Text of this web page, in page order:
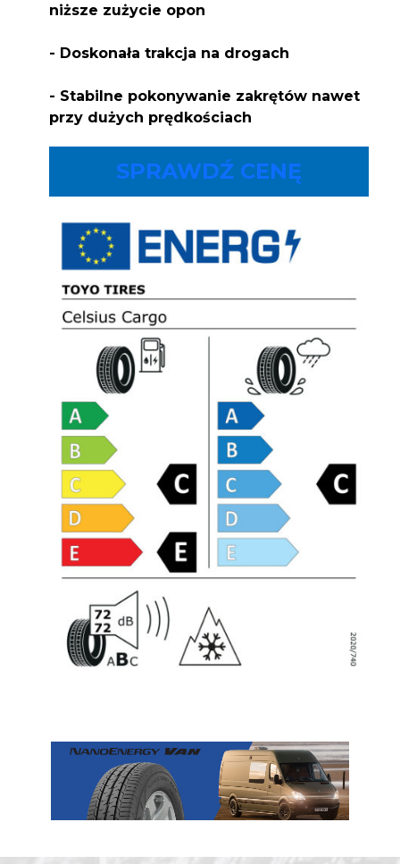
niższe zużycie opon
- Doskonała trakcja na drogach
- Stabilne pokonywanie zakrętów nawet
przy dużych prędkościach
SPRAWDŹ CENĘ